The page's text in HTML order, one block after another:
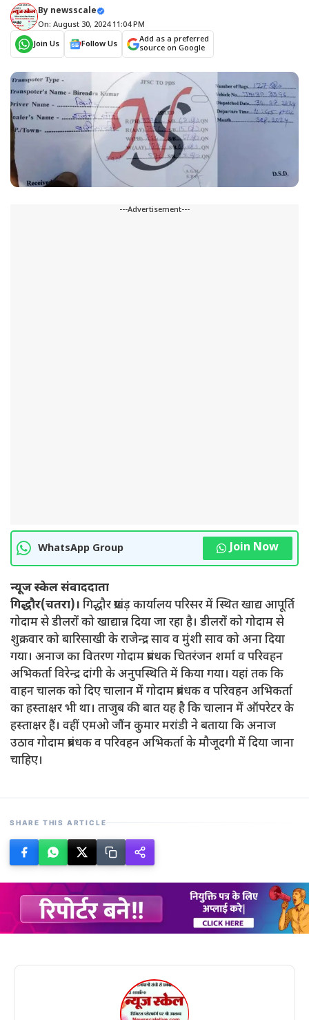
By newsscale
On: August 30, 2024 11:04 PM
Join Us
Follow Us
Add as a preferred
source on Google
---Advertisement---
WhatsApp Group Join Now
न्यूज स्केल संवाददाता
गिद्धौर(चतरा)। गिद्धौर प्रखंड़ कार्यालय परिसर में स्थित खाद्य आपूर्ति
गोदाम से डीलरों को खाद्यान्न दिया जा रहा है। डीलरों को गोदाम से
शुक्रवार को बारिसाखी के राजेन्द्र साव व मुंशी साव को अना दिया
गया। अनाज का वितरण गोदाम प्रबंधक चितरंजन शर्मा व परिवहन
अभिकर्ता विरेन्द्र दांगी के अनुपस्थिति में किया गया। यहां तक कि
वाहन चालक को दिए चालान में गोदाम प्रबंधक व परिवहन अभिकर्ता
का हस्ताक्षर भी था। ताजुब की बात यह है कि चालान में ऑपरेटर के
हस्ताक्षर हैं। वहीं एमओ जौंन कुमार मरांडी ने बताया कि अनाज
उठाव गोदाम प्रबंधक व परिवहन अभिकर्ता के मौजूदगी में दिया जाना
चाहिए।
SHARE THIS ARTICLE